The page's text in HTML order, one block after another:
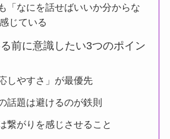
「なにを話せばいいか分からな
じている
前に意識したい3つのポイン
しやすさ」が最優先
話題は避けるのが鉄則
繋がりを感じさせること